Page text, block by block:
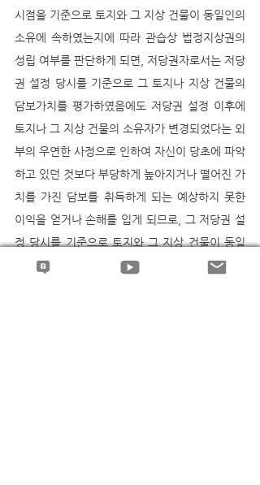
시점을 기준으로 토지와 그 지상 건물이 동일인의
소유에 속하였는지에 따라 관습상 법정지상권의
성립 여부를 판단하게 되면, 저당권자로서는 저당
권 설정 당시를 기준으로 그 토지나 지상 건물의
담보가치를 평가하였음에도 저당권 설정 이후에
토지나 그 지상 건물의 소유자가 변경되었다는 외
부의 우연한 사정으로 인하여 자신이 당초에 파악
하고 있던 것보다 부당하게 높아지거나 떨어진 가
치를 가진 담보를 취득하게 되는 예상하지 못한
이익을 얻거나 손해를 입게 되므로, 그 저당권 설
정 당시를 기준으로 토지와 그 지상 건물이 동일
인에게 속하였는지에 따라 관습상 법정지상권의